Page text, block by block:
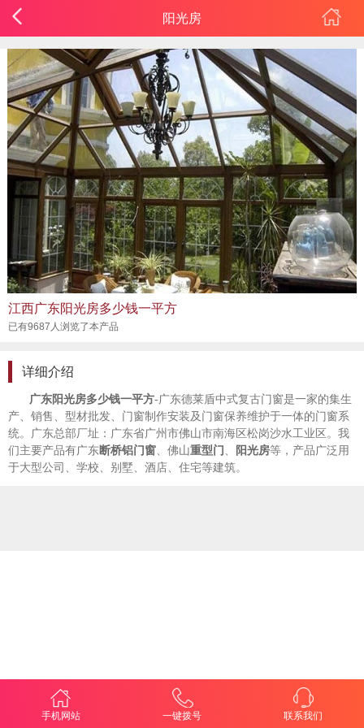
阳光房
江西广东阳光房多少钱一平方
已有9687人浏览了本产品
详细介绍
广东阳光房多少钱一平方-广东德莱盾中式复古门窗是一家的集生
产、销售、型材批发、门窗制作安装及门窗保养维护于一体的门窗系
统。广东总部厂址：广东省广州市佛山市南海区松岗沙水工业区。我
们主要产品有广东断桥铝门窗 、佛山重型门 阳光房等，产品广泛用
于大型公司、学校、别墅、酒店、住宅等建筑。
手机网站 一键拨号 联系我们